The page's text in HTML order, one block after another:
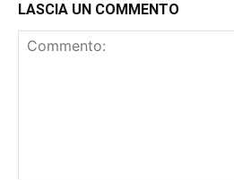
LASCIA UN COMMENTO